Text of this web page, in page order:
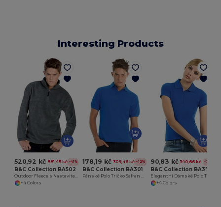
Interesting Products
520,92 kč 881,45 kč -41%
B&C Collection BA502
+4 Colors
178,19 kč 309,46 kč -42%
B&C Collection BA301
90,83 kč 340,66 kč -73%
B&C Collection BA370
+4 Colors